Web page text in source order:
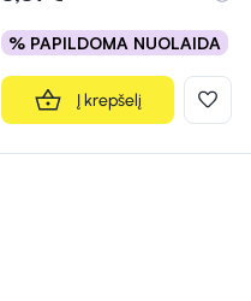
% PAPILDOMA NUOLAIDA
Į krepšelį